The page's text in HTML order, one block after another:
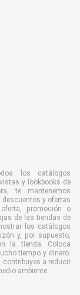
los catálogos
y lookbooks de
te mantenemos
y ofertas
promoción o
de las tiendas de
los catálogos
y, por supuesto,
la tienda. Coloca
tiempo y dinero.
a reducir
ambiente.